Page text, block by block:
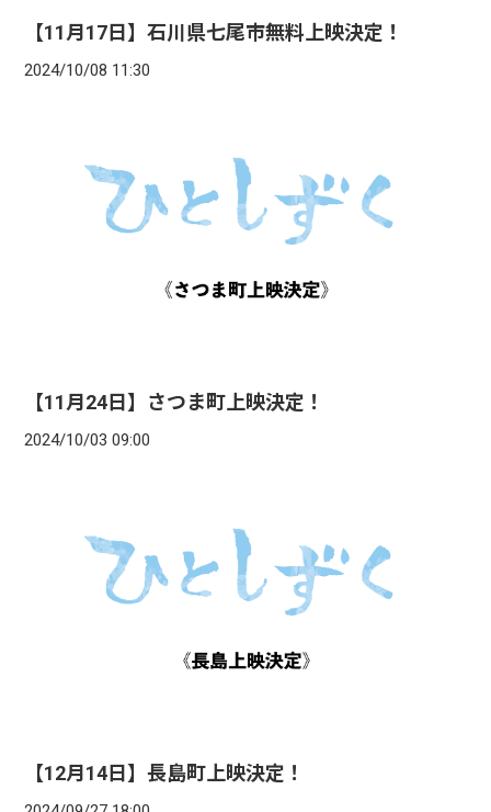
【11月17日】石川県七尾市無料上映決定！
2024/10/08 11:30
【11月24日】さつま町上映決定！
2024/10/03 09:00
【12月14日】長島町上映決定！